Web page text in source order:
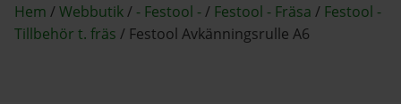
Hem /Webbutik/ - Festool -/ Festool - Fräsa / Festool -
Tillbehör t. fräs / Festool Avkänningsrulle A6